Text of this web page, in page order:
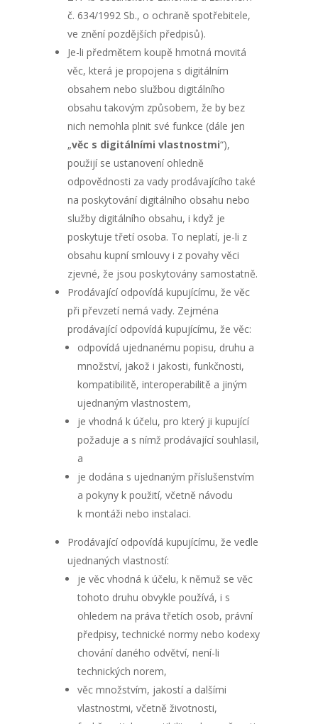
č. 634/1992 Sb., o ochraně spotřebitele,
ve znění pozdějších předpisů).
Je-li předmětem koupě hmotná movitá
věc, která je propojena s digitálním
obsahem nebo službou digitálního
obsahu takovým způsobem, že by bez
nich nemohla plnit své funkce (dále jen
„věc s digitálními vlastnostmi“),
použijí se ustanovení ohledně
odpovědnosti za vady prodávajícího také
na poskytování digitálního obsahu nebo
služby digitálního obsahu, i když je
poskytuje třetí osoba. To neplatí, je-li z
obsahu kupní smlouvy i z povahy věci
zjevné, že jsou poskytovány samostatně.
Prodávající odpovídá kupujícímu, že věc
při převzetí nemá vady. Zejména
prodávající odpovídá kupujícímu, že věc:
odpovídá ujednanému popisu, druhu a
množství, jakož i jakosti, funkčnosti,
kompatibilitě, interoperabilitě a jiným
ujednaným vlastnostem,
je vhodná k účelu, pro který ji kupující
požaduje a s nímž prodávající souhlasil,
a
je dodána s ujednaným příslušenstvím
a pokyny k použití, včetně návodu
k montáži nebo instalaci.
Prodávající odpovídá kupujícímu, že vedle
ujednaných vlastností:
je věc vhodná k účelu, k němuž se věc
tohoto druhu obvykle používá, i s
ohledem na práva třetích osob, právní
předpisy, technické normy nebo kodexy
chování daného odvětví, není-li
technických norem,
věc množstvím, jakostí a dalšími
vlastnostmi, včetně životnosti,